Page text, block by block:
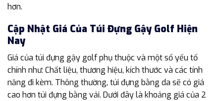
hơn.
Cập Nhật Giá Của Túi Đựng Gậy Golf Hiện
Nay
Giá của túi đựng gậy golf phụ thuộc và một số yếu tố
chính như: Chất liệu, thương hiệu, kích thước và các tính
năng đi kèm. Thông thường, túi đựng bằng da sẽ có giá
cao hơn túi đựng bằng vải. Dưới đây là khoảng giá của 2